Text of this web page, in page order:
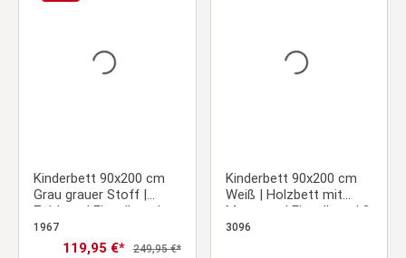
Kinderbett 90x200 cm
Grau grauer Stoff |
Zeltbett | Einzelbett |
mit Lattenrost | Holz
1967
Verkaufspreis:
119,95 €* Regulärer Preis:
249,95 €*
Kinderbett 90x200 cm
Weiß | Holzbett mit
Matratze | Einzelbett | 2
Bettkästen |
3096